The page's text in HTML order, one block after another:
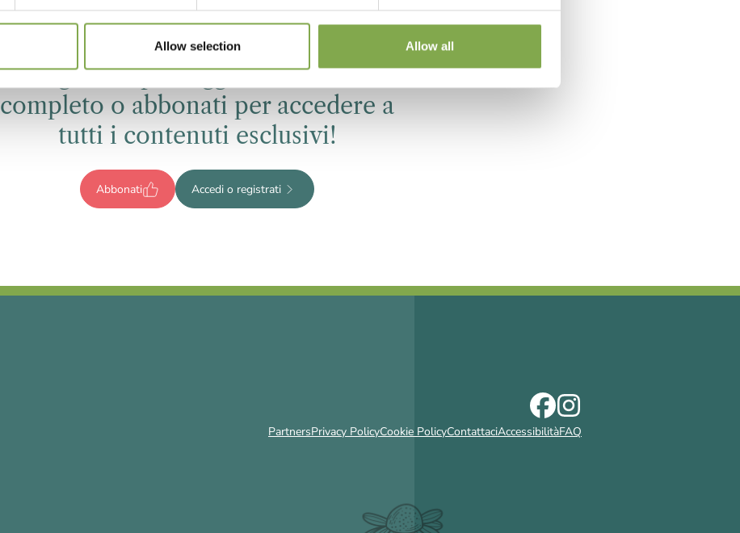
Allow selection Allow all
Registrati per leggere l’articolo
completo o abbonati per accedere a
tutti i contenuti esclusivi!
Abbonati Accedi o registrati
PartnersPrivacy PolicyCookie PolicyContattaciAccessibilitàFAQ